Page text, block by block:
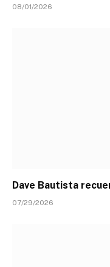
08/01/2026
Dave Bautista
07/29/2026